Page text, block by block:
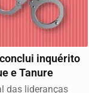
inquérito
e Tanure
das lideranças